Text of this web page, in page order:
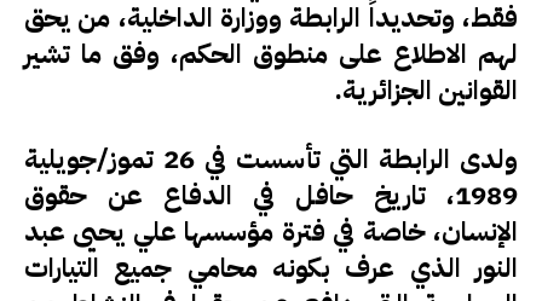
فقط، وتحديداً الرابطة ووزارة الداخلية، من يحق
لهم الاطلاع على منطوق الحكم، وفق ما تشير
القوانين الجزائرية.
ولدى الرابطة التي تأسست في 26 تموز/جويلية
1989، تاريخ حافل في الدفاع عن حقوق
الإنسان، خاصة في فترة مؤسسها علي يحيى عبد
النور الذي عرف بكونه محامي جميع التيارات